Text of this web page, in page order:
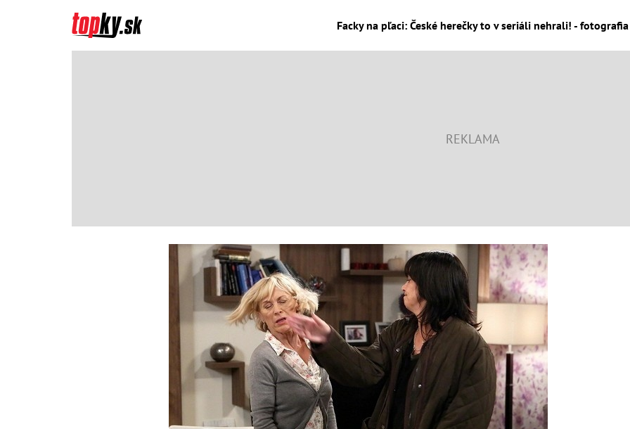
Facky na pľaci: České herečky to v seriáli nehrali! -